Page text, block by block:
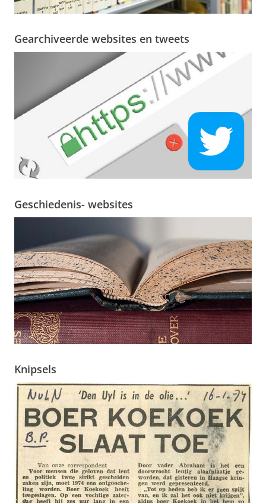
Gearchiveerde websites en tweets
Geschiedenis- websites
Knipsels